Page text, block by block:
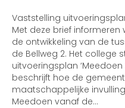
Bellweg
2
Vaststelling
Met deze brief
de ontwikkeling van de
de Bellweg 2. Het college
uitvoeringsplan
beschrijft hoe de
maatschappelijke
Meedoen vanaf de…